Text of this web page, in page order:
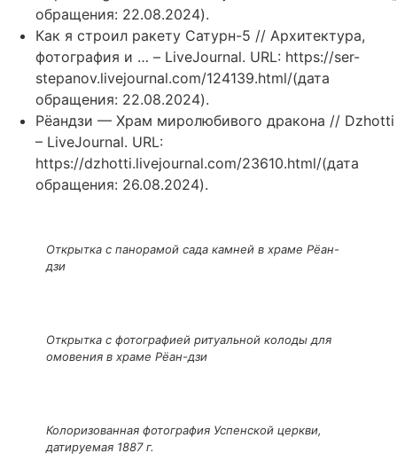
обращения: 22.08.2024).
Как я строил ракету Сатурн-5 // Архитектура,
фотография и … – LiveJournal. URL: https://ser-
stepanov.livejournal.com/124139.html/(дата
обращения: 22.08.2024).
Рёандзи — Храм миролюбивого дракона // Dzhotti
– LiveJournal. URL:
https://dzhotti.livejournal.com/23610.html/(дата
обращения: 26.08.2024).
Открытка с панорамой сада камней в храме Рёан-
дзи
Открытка с фотографией ритуальной колоды для
омовения в храме Рёан-дзи
Колоризованная фотография Успенской церкви,
датируемая 1887 г.